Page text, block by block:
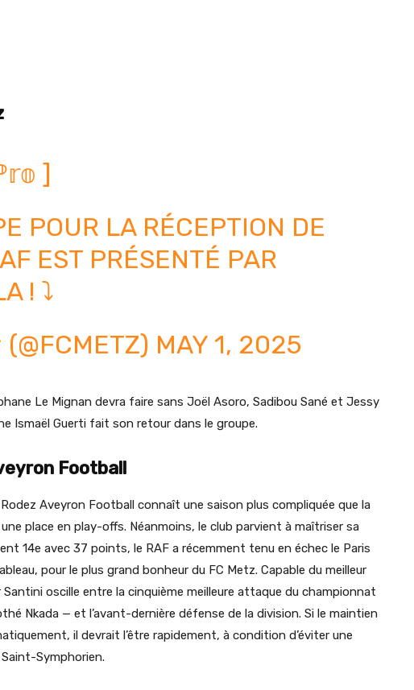
]
POUR LA RÉCEPTION DE
EST PRÉSENTÉ PAR
! ⤵️
MAY 1, 2025
Le Mignan devra faire sans Joël Asoro, Sadibou Sané et Jessy
Ismaël Guerti fait son retour dans le groupe.
Football
Aveyron Football connaît une saison plus compliquée que la
place en play-offs. Néanmoins, le club parvient à maîtriser sa
14e avec 37 points, le RAF a récemment tenu en échec le Paris
pour le plus grand bonheur du FC Metz. Capable du meilleur
Santini oscille entre la cinquième meilleure attaque du championnat
Nkada — et l’avant-dernière défense de la division. Si le maintien
il devrait l’être rapidement, à condition d’éviter une
Symphorien.